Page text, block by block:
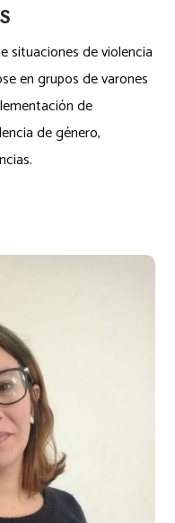
situaciones de violencia
en grupos de varones
de
de género,